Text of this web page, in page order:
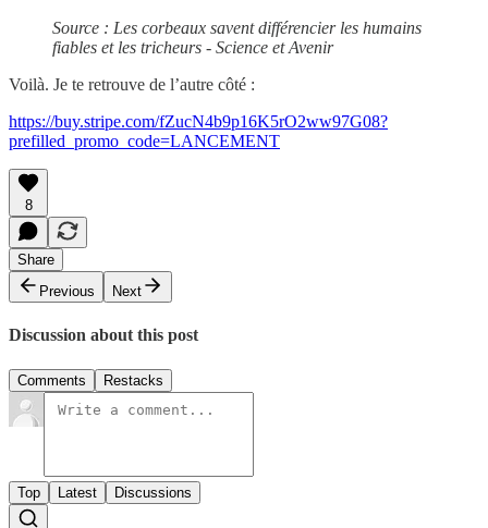
Source : Les corbeaux savent différencier les humains
fiables et les tricheurs - Science et Avenir
Voilà. Je te retrouve de l’autre côté :
https://buy.stripe.com/fZucN4b9p16K5rO2ww97G08?
prefilled_promo_code=LANCEMENT
8
Share
Previous
Next
Discussion about this post
Comments Restacks
Top Latest Discussions